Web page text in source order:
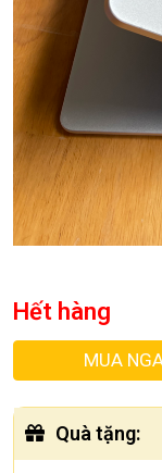
Hết hàng
MUA
Quà tặng: